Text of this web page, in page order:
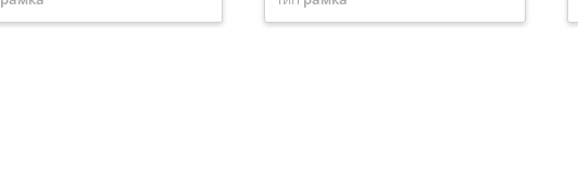
AtlasDesign
СерияAtlasDesign